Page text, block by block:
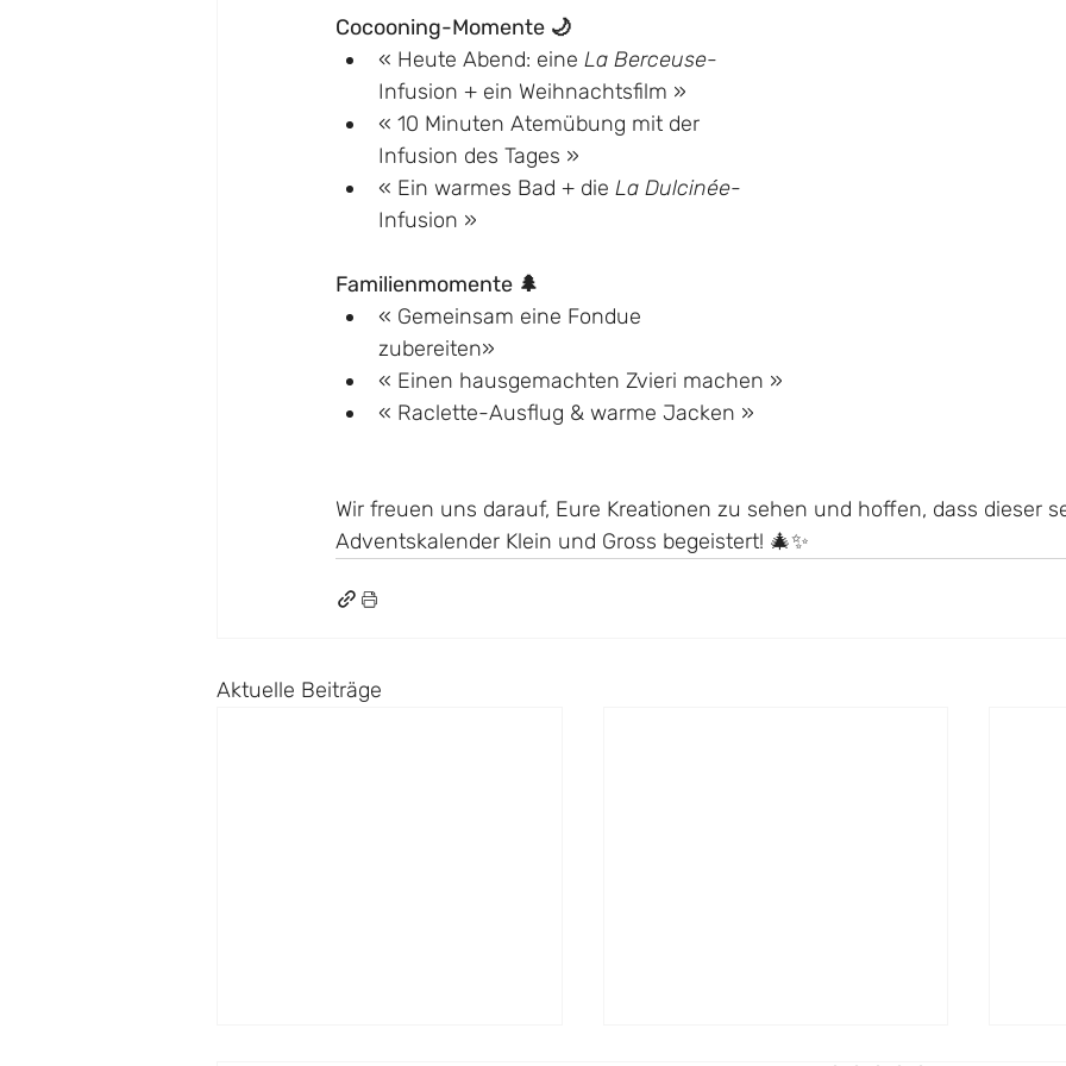
Cocooning-Momente 🌙
« Heute Abend: eine La Berceuse-
Infusion + ein Weihnachtsfilm »
« 10 Minuten Atemübung mit der
Infusion des Tages »
« Ein warmes Bad + die La Dulcinée-
Infusion »
Familienmomente 🌲
« Gemeinsam eine Fondue
zubereiten»
« Einen hausgemachten Zvieri machen »
« Raclette-Ausflug & warme Jacken »
Wir freuen uns darauf, Eure Kreationen zu sehen und hoffen, dass dieser
Adventskalender Klein und Gross begeistert! 🎄✨
Aktuelle Beiträge